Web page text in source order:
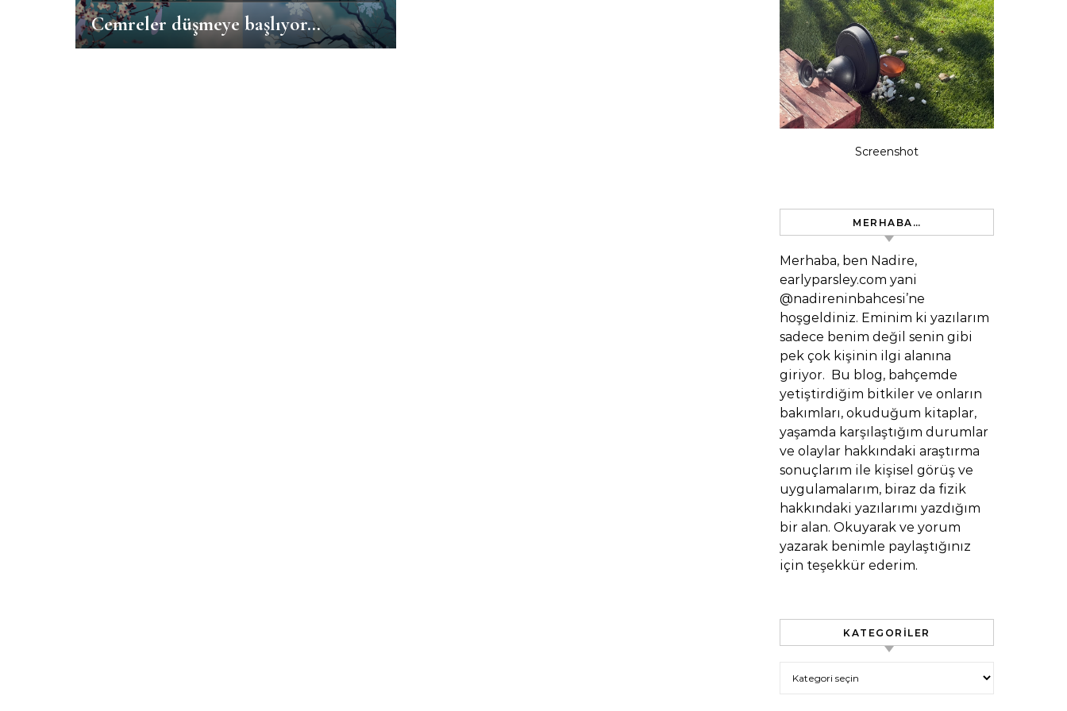
Cemreler düşmeye başlıyor…
Screenshot
MERHABA…
Merhaba, ben Nadire,
earlyparsley.com yani
@nadireninbahcesi’ne
hoşgeldiniz. Eminim ki yazılarım
sadece benim değil senin gibi
pek çok kişinin ilgi alanına
giriyor. Bu blog, bahçemde
yetiştirdiğim bitkiler ve onların
bakımları, okuduğum kitaplar,
yaşamda karşılaştığım durumlar
ve olaylar hakkındaki araştırma
sonuçlarım ile kişisel görüş ve
uygulamalarım, biraz da fizik
hakkındaki yazılarımı yazdığım
bir alan. Okuyarak ve yorum
yazarak benimle paylaştığınız
için teşekkür ederim.
KATEGORILER